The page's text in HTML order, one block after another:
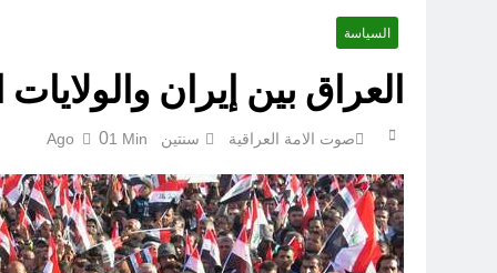
السياسة
العراق بين إيران
صوت الامة العراقية سنتين Ago 01 Min